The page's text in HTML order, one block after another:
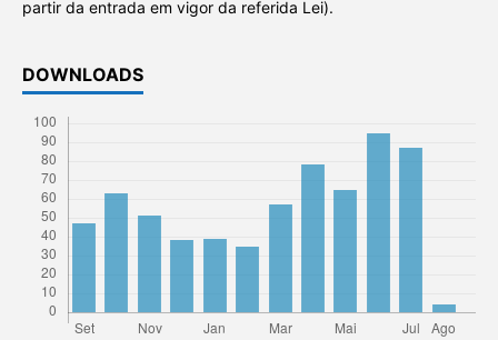
partir da entrada em vigor da referida Lei).
DOWNLOADS